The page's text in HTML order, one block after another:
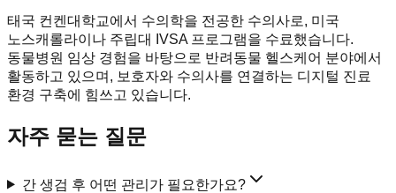
태국 컨켄대학교에서 수의학을 전공한 수의사로, 미국
노스캐롤라이나 주립대 IVSA 프로그램을 수료했습니다.
동물병원 임상 경험을 바탕으로 반려동물 헬스케어 분야에서
활동하고 있으며, 보호자와 수의사를 연결하는 디지털 진료
환경 구축에 힘쓰고 있습니다.
자주 묻는 질문
간 생검 후 어떤 관리가 필요한가요?